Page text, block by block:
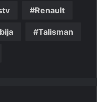
Renault
Talisman